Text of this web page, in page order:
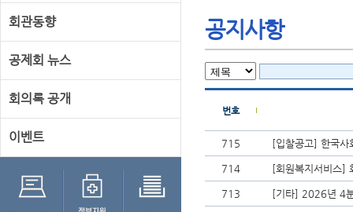
회관동향
공제회 뉴스
회의록 공개
이벤트
공지사항
번호
715 [입찰공고] 한국사
714 [회원복지서비스]
713 [기타] 2026년 4